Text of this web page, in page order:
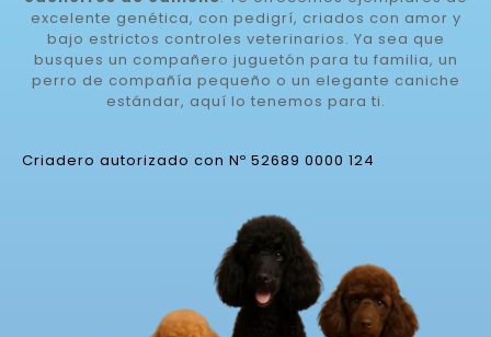
excelente genética, con pedigrí, criados con amor y
bajo estrictos controles veterinarios. Ya sea que
busques un compañero juguetón para tu familia, un
perro de compañía pequeño o un elegante caniche
estándar, aquí lo tenemos para ti.
Criadero autorizado con Nº 52689 0000 124